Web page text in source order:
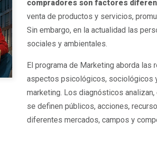
compradores son factores
venta de productos y servicios,
Sin embargo, en la actualidad las
sociales y ambientales.
El programa de Marketing aborda
aspectos psicológicos, sociológicos
marketing. Los diagnósticos
se definen públicos, acciones,
diferentes mercados, campos y